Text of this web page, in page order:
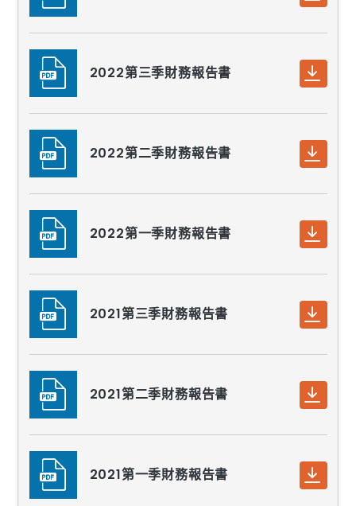
2022第三季財務報告書
2022第二季財務報告書
2022第一季財務報告書
2021第三季財務報告書
2021第二季財務報告書
2021第一季財務報告書